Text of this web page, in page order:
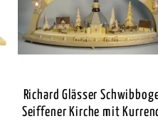
Richard Glässer
Seiffener Kirche mit